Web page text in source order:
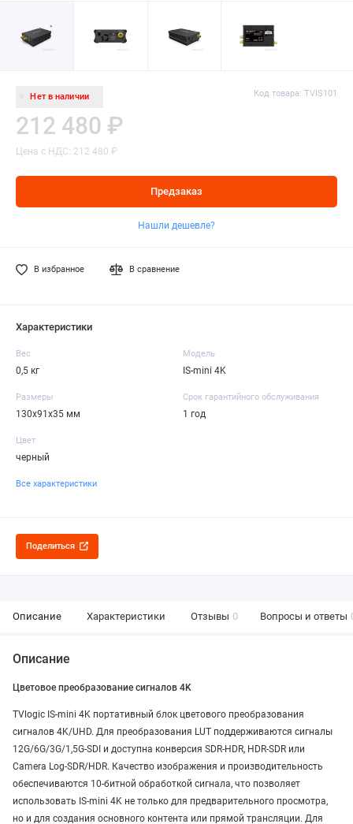
Нет в наличии Код товара: TVIS101
212 480 ₽
Цена с НДС: 212 480 ₽
Предзаказ
Нашли дешевле?
В избранное В сравнение
Характеристики
Вес
0,5 кг
Модель
IS-mini 4K
Размеры
130х91х35 мм
Срок гарантийного обслуживания
1 год
Цвет
черный
Все характеристики
Поделиться
Описание Характеристики Отзывы 0 Вопросы и ответы
Описание
Цветовое преобразование сигналов 4K
TVlogic IS-mini 4K портативный блок цветового преобразования
сигналов 4K/UHD. Для преобразования LUT поддерживаются сигналы
12G/6G/3G/1,5G-SDI и доступна конверсия SDR-HDR, HDR-SDR или
Camera Log-SDR/HDR. Качество изображения и производительность
обеспечиваются 10-битной обработкой сигнала, что позволяет
использовать IS-mini 4K не только для предварительного просмотра,
но и для создания основного контента или прямой трансляции. Для